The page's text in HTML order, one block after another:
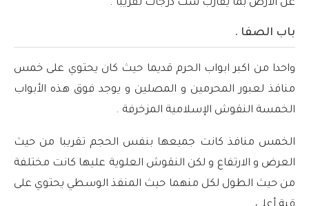
عن الأرض بما يقارب ست درجات تقريبا .
باب الصفا .
واحدا من اكبر ابواب الحرم قديما حيث كان يحتوي على خمس
منافذ لعبور المحرمين و المصلين و يوجد فوق هذه الأبواب
الخمسة النقوش الإسلامية المزخرفة .
الخمس منافذ كانت جميعها بنفس الحجم تقريبا من حيث
العرض و الارتفاع و لكن النقوش العلوية عليها كانت مختلفة
من حيث الطول لكل منهما حيث المنفذ الوسطي يحتوي على